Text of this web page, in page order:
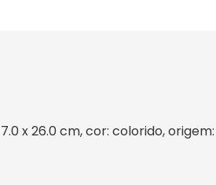
x 26.0 cm, cor: colorido,